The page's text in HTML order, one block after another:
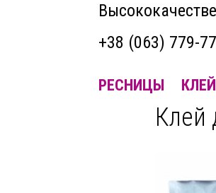
+38 (063) 779-
РЕСНИЦЫ КЛЕЙ
Клей